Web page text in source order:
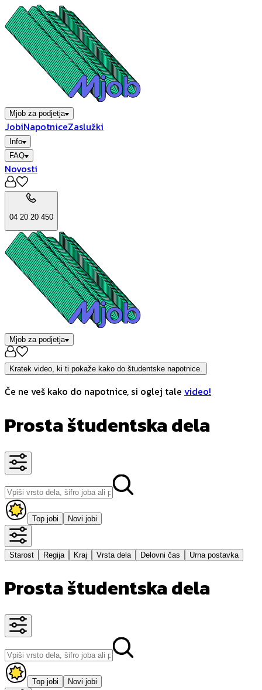
Mjob za podjetja
JobiNapotniceZaslužki
Info
FAQ
Novosti
04 20 20 450
Mjob za podjetja
Kratek video, ki ti pokaže kako do študentske napotnice.
Če ne veš kako do napotnice, si oglej tale video!
Prosta študentska dela
Top jobi Novi jobi
Starost Regija Kraj Vrsta dela Delovni čas Urna postavka
Prosta študentska dela
Top jobi Novi jobi